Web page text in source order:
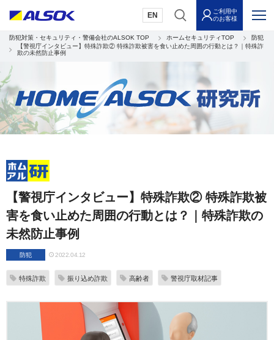
EN
ご利用中
のお客様
防犯対策・セキュリティ・警備会社のALSOK TOP ホームセキュリティTOP
防犯
【警視庁インタビュー】特殊詐欺② 特殊詐欺被害を食い止めた周囲の行動とは？｜特殊詐
欺の未然防止事例
【警視庁インタビュー】特殊詐欺② 特殊詐欺被
害を食い止めた周囲の行動とは？｜特殊詐欺の
未然防止事例
防犯 2022.04.12
特殊詐欺 振り込め詐欺 高齢者 警視庁取材記事